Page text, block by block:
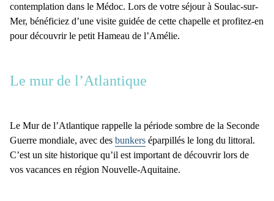
contemplation dans le Médoc. Lors de votre séjour à Soulac-sur-
Mer, bénéficiez d’une visite guidée de cette chapelle et profitez-en
pour découvrir le petit Hameau de l’Amélie.
Le mur de l’Atlantique
Le Mur de l’Atlantique rappelle la période sombre de la Seconde
Guerre mondiale, avec des bunkers éparpillés le long du littoral.
C’est un site historique qu’il est important de découvrir lors de
vos vacances en région Nouvelle-Aquitaine.